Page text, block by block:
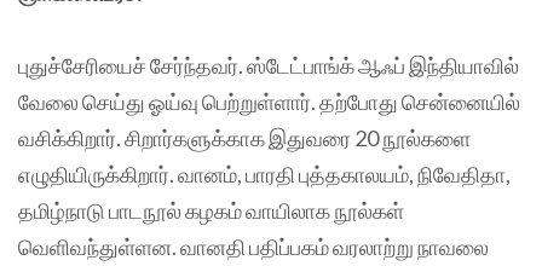
புதுச்சேரியைச் சேர்ந்தவர். ஸ்டேட்பாங்க் ஆஃப் இந்தியாவில்
வேலை செய்து ஓய்வு பெற்றுள்ளார். தற்போது சென்னையில்
வசிக்கிறார். சிறார்களுக்காக இதுவரை 20 நூல்களை
எழுதியிருக்கிறார். வானம், பாரதி புத்தகாலயம், நிவேதிதா,
தமிழ்நாடு பாடநூல் கழகம் வாயிலாக நூல்கள்
வெளிவந்துள்ளன. வானதி பதிப்பகம் வரலாற்று நாவலை